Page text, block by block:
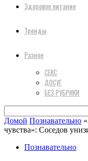
Здоровое питание
Тренды
Разное
СЕКС
ДОСУГ
БЕЗ РУБРИКИ
Домой Познавательно
чувства»: Соседов
Познавательно